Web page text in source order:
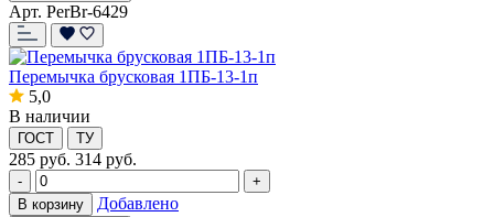
Арт. PerBr-6429
Перемычка брусковая 1ПБ-13-1п
5,0
В наличии
ГОСТ ТУ
285 руб. 314 руб.
-
+
В корзину
Добавлено